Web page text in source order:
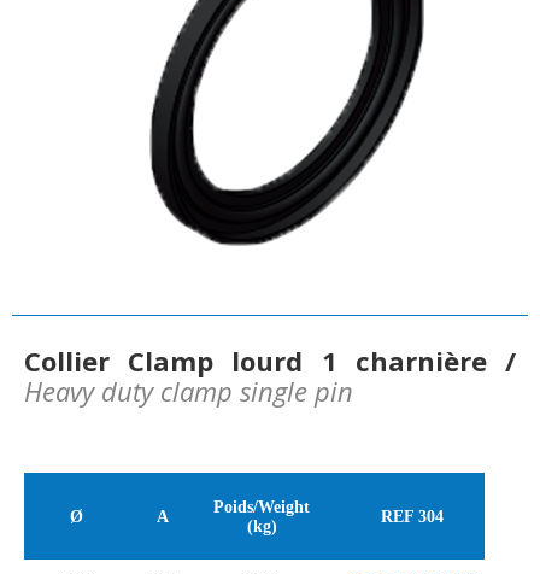
Collier Clamp lourd 1 charnière /
Heavy duty clamp single pin
Ø A
Poids/Weight
(kg)
REF 304